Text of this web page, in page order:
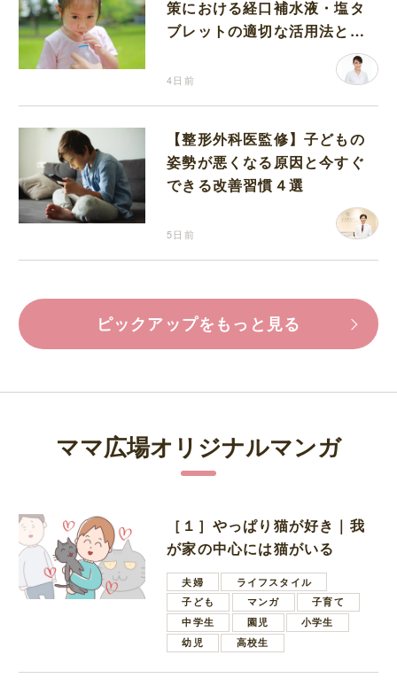
策における経口補水液・塩タ
ブレットの適切な活用法と水
4日前
【整形外科医監修】子どもの
姿勢が悪くなる原因と今すぐ
できる改善習慣４選
5日前
ピックアップをもっと見る
ママ広場オリジナルマンガ
［１］やっぱり猫が好き｜我
が家の中心には猫がいる
夫婦
ライフスタイル
子ども
マンガ
子育て
中学生
園児
小学生
幼児
高校生